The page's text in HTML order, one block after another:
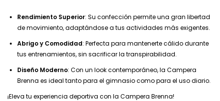
Rendimiento Superior: Su confección permite una gran libertad
de movimiento, adaptándose a tus actividades más exigentes.
Abrigo y Comodidad: Perfecta para mantenerte cálido durante
tus entrenamientos, sin sacrificar la transpirabilidad.
Diseño Moderno: Con un look contemporáneo, la Campera
Brenna es ideal tanto para el gimnasio como para el uso diario.
¡Eleva tu experiencia deportiva con la Campera Brenna!